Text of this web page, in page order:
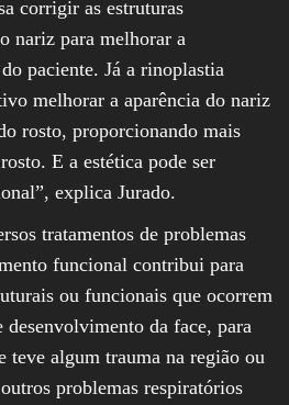
corrigir as estruturas
nariz para melhorar a
paciente. Já a rinoplastia
melhorar a aparência do nariz
rosto, proporcionando mais
E a estética pode ser
explica Jurado.
tratamentos de problemas
funcional contribui para
ou funcionais que ocorrem
desenvolvimento da face, para
teve algum trauma na região ou
problemas respiratórios